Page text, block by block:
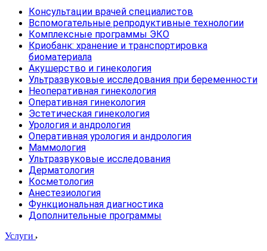
Консультации врачей специалистов
Вспомогательные репродуктивные технологии
Комплексные программы ЭКО
Криобанк: хранение и транспортировка
биоматериала
Акушерство и гинекология
Ультразвуковые исследования при беременности
Неоперативная гинекология
Оперативная гинекология
Эстетическая гинекология
Урология и андрология
Оперативная урология и андрология
Маммология
Ультразвуковые исследования
Дерматология
Косметология
Анестезиология
Функциональная диагностика
Дополнительные программы
Услуги